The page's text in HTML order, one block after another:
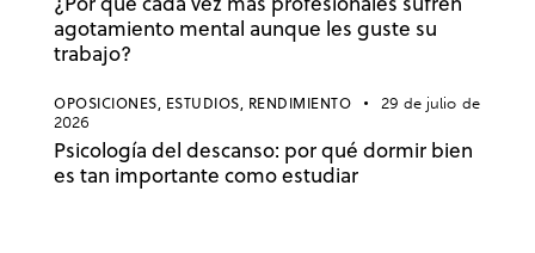
agotamiento mental aunque les guste su
trabajo?
OPOSICIONES, ESTUDIOS, RENDIMIENTO
29 de julio de
2026
Psicología del descanso: por qué dormir bien
es tan importante como estudiar